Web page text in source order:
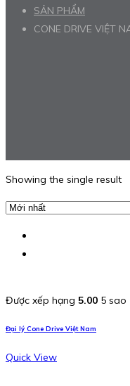
SẢN PHẨM
CONE DRIVE VIỆT
Showing the single result
Được xếp hạng 5.00 5 sao
Đại lý Cone Drive Việt Nam
Quick View